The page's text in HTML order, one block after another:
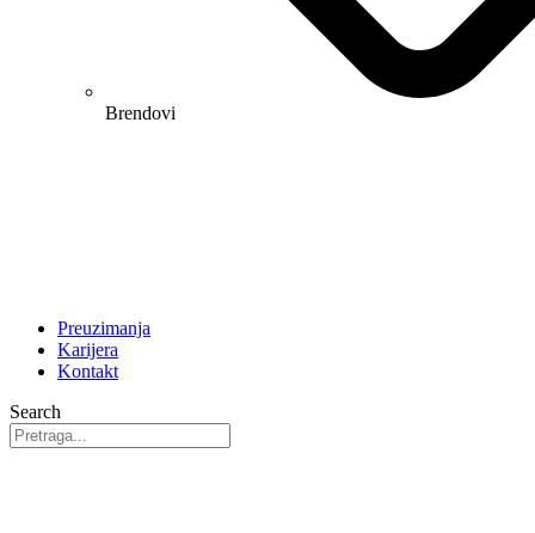
Brendovi
Preuzimanja
Karijera
Kontakt
Search